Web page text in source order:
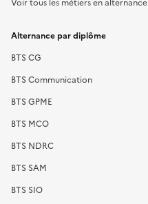
Alternance par diplôme
BTS CG
BTS Communication
BTS GPME
BTS MCO
BTS NDRC
BTS SAM
BTS SIO